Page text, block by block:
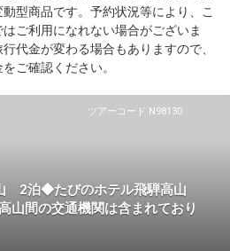
型商品です。予約状況等により、こ
ご利用になれない場合がございま
代金が変わる場合もありますので、
ご確認ください。
ツアーコード N98130
2泊◆たびのホテル飛騨高山
山間の交通機関は含まれており